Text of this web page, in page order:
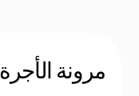
مرونة الأجرة